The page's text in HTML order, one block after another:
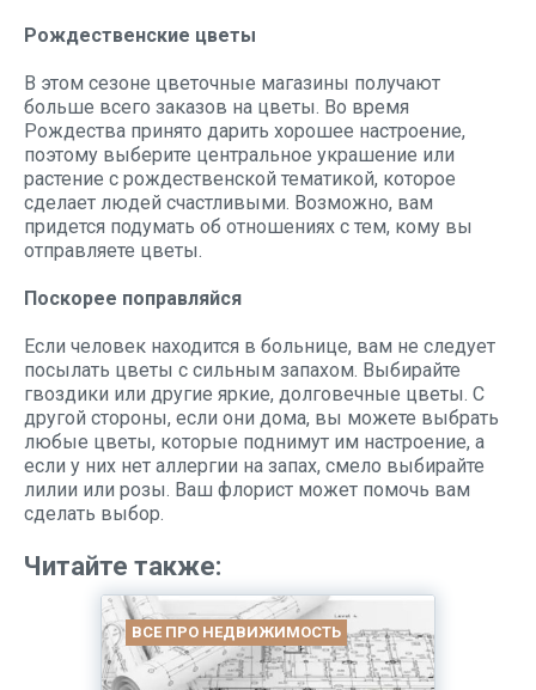
Рождественские цветы
В этом сезоне цветочные магазины получают
больше всего заказов на цветы. Во время
Рождества принято дарить хорошее настроение,
поэтому выберите центральное украшение или
растение с рождественской тематикой, которое
сделает людей счастливыми. Возможно, вам
придется подумать об отношениях с тем, кому вы
отправляете цветы.
Поскорее поправляйся
Если человек находится в больнице, вам не следует
посылать цветы с сильным запахом. Выбирайте
гвоздики или другие яркие, долговечные цветы. С
другой стороны, если они дома, вы можете выбрать
любые цветы, которые поднимут им настроение, а
если у них нет аллергии на запах, смело выбирайте
лилии или розы. Ваш флорист может помочь вам
сделать выбор.
Читайте также:
ВСЕ ПРО НЕДВИЖИМОСТЬ